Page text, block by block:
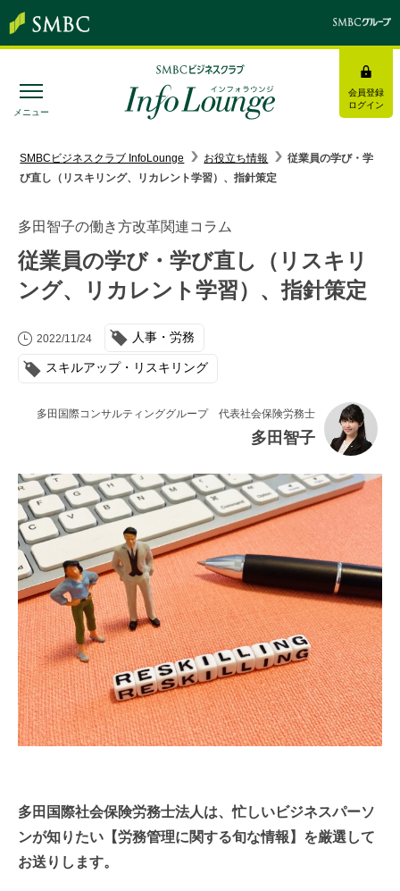
メニュー
会員登録
ログイン
みんなの研修
トピックス＆インフォメーション
お役立ち情報
インタビュー・レポート
連載・コラム
動画
資料ダウンロード
InfoLoungeとは
利用規約
プライバシーポリシー
本サイトのご利用にあたって
お問い合わせ
運営会社
SMBCビジネスクラブ InfoLounge お役立ち情報
従業員の学び・学
び直し（リスキリング、リカレント学習）、指針策定
多田智子の働き方改革関連コラム
従業員の学び・学び直し（リスキリ
ング、リカレント学習）、指針策定
2022/11/24 人事・労務
スキルアップ・リスキリング
多田国際コンサルティンググループ 代表社会保険労務士
多田智子
多田国際社会保険労務士法人は、忙しいビジネスパーソ
ンが知りたい【労務管理に関する旬な情報】を厳選して
お送りします。